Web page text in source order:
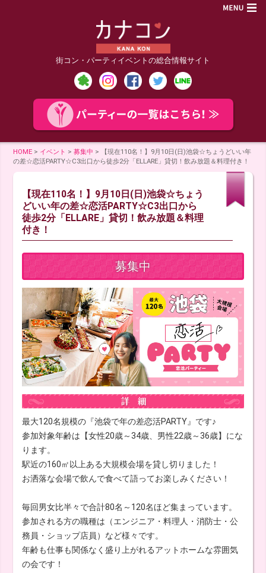
街コン・パーティイベントの総合情報サイト
HOME > イベント >募集中 >
【現在110名！】9月10日(日)池袋☆ちょうどいい年
の差☆恋活PARTY☆C3出口から徒歩2分「ELLARE」貸切！飲み放題＆料理付き！
【現在110名！】9月10日(日)池袋☆ちょう
どいい年の差☆恋活PARTY☆C3出口から
徒歩2分「ELLARE」貸切！飲み放題＆料理
付き！
募集中
最大120名規模の『池袋で年の差恋活PARTY』です♪
参加対象年齢は【女性20歳～34歳、男性22歳～36歳】にな
ります。
駅近の160㎡以上ある大規模会場を貸し切りました！
お洒落な会場で飲んで食べて語ってお楽しみください！
毎回男女比半々で合計80名～120名ほど集まっています。
参加される方の職種は（エンジニア・料理人・消防士・公
務員・ショップ店員）など様々です。
年齢も仕事も関係なく盛り上がれるアットホームな雰囲気
の会です！